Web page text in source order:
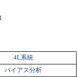
4L系統
バイアス分析